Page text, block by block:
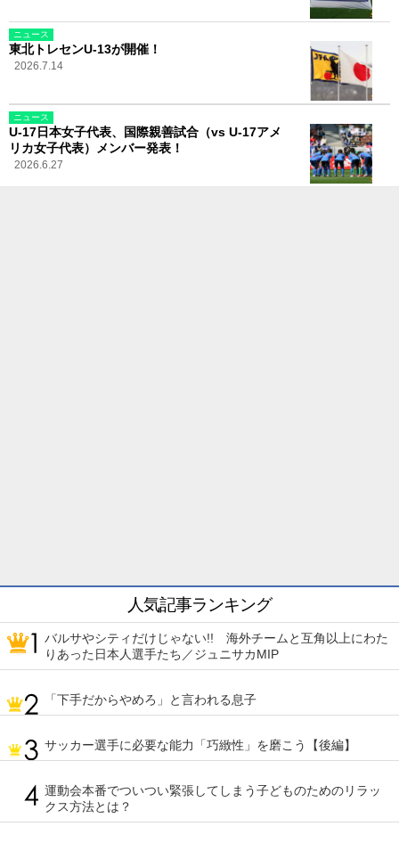
ニュース
東北トレセンU-13が開催！
2026.7.14
ニュース
U-17日本女子代表、国際親善試合（vs U-17アメ
リカ女子代表）メンバー発表！
2026.6.27
人気記事ランキング
バルサやシティだけじゃない!! 海外チームと互角以上にわた
りあった日本人選手たち／ジュニサカMIP
「下手だからやめろ」と言われる息子
サッカー選手に必要な能力「巧緻性」を磨こう【後編】
運動会本番でついつい緊張してしまう子どものためのリラッ
クス方法とは？